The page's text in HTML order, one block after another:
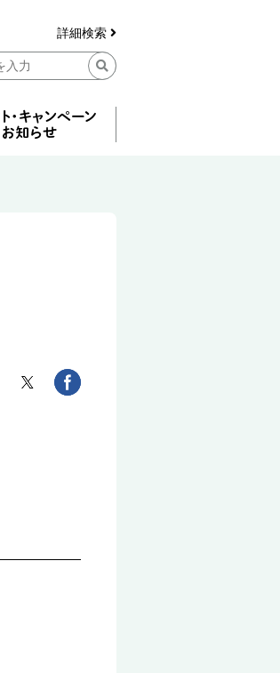
詳細検索